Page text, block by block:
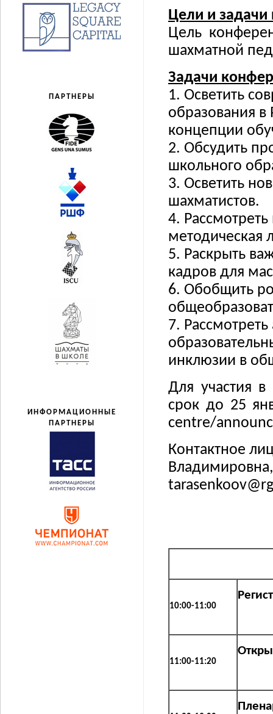
ПАРТНЕРЫ
ИНФОРМАЦИОННЫЕ
ПАРТНЕРЫ
Цели и
Цель
шахматной
Задачи
1. Осветить
образования
концепции
2. Обсудить
школьного
3. Осветить
шахматистов.
4.
методическая
5. Раскрыть
кадров для
6. Обобщить
7.
инклюзии в
Для участия
срок до 25
centre/
Контактное
10:00-11:00
11:00-11:20